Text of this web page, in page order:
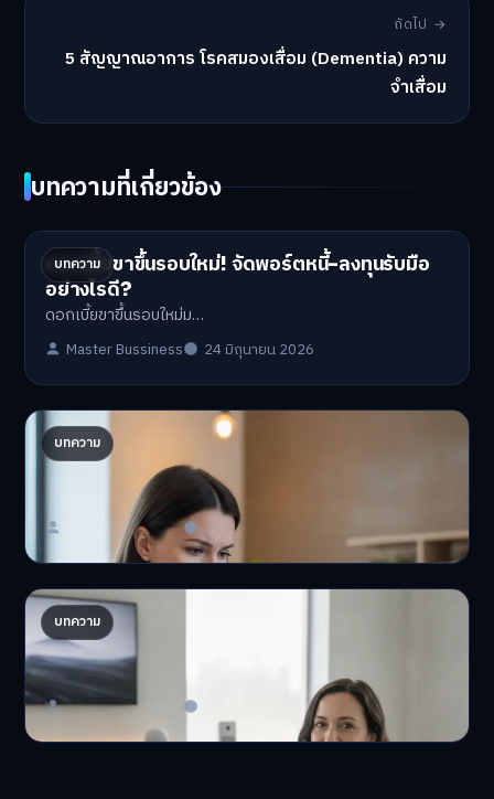
ถัดไป →
5 สัญญาณอาการ โรคสมองเสื่อม (Dementia) ความ
จำเสื่อม
บทความที่เกี่ยวข้อง
บทความ
ดอกเบี้ยขาขึ้นรอบใหม่! จัดพอร์ตหนี้-ลงทุนรับมือ
อย่างไรดี?
ดอกเบี้ยขาขึ้นรอบใหม่ม…
Master Bussiness 24 มิถุนายน 2026
บทความ
ปรับพอร์ตรับ ‘เงินดิจิทัล 2.0’ จัดสรรงบอย่างไรไม่
ให้พัง
'เงินดิจิทัล 2.0' มาแล…
Master Bussiness 23 มิถุนายน 2026
บทความ
AI จัดพอร์ตให้ปัง! เทรนด์ลงทุนยุคใหม่ ไม่ต้องเฝ้า
จอ
AI จัดพอร์ตให้ปัง! หมด…
Master Bussiness 23 มิถุนายน 2026